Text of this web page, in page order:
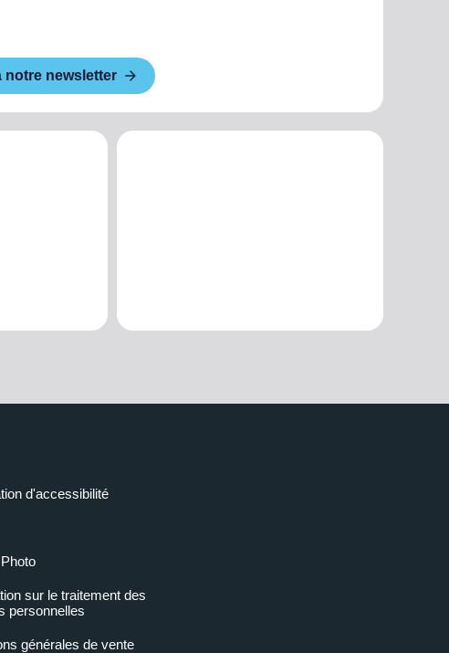
notre newsletter
d'accessibilité
sur le traitement des
personnelles
générales de vente